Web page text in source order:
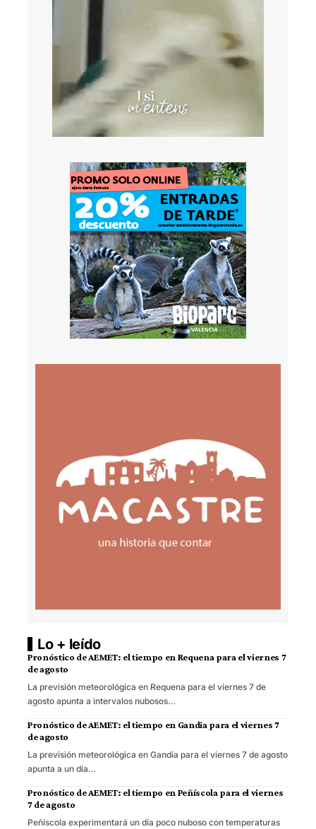
Lo + leído
Pronóstico de AEMET: el tiempo en Requena para el viernes 7
de agosto
La previsión meteorológica en Requena para el viernes 7 de
agosto apunta a intervalos nubosos…
Pronóstico de AEMET: el tiempo en Gandia para el viernes 7
de agosto
La previsión meteorológica en Gandia para el viernes 7 de agosto
apunta a un día…
Pronóstico de AEMET: el tiempo en Peñíscola para el viernes
7 de agosto
Peñíscola experimentará un día poco nuboso con temperaturas